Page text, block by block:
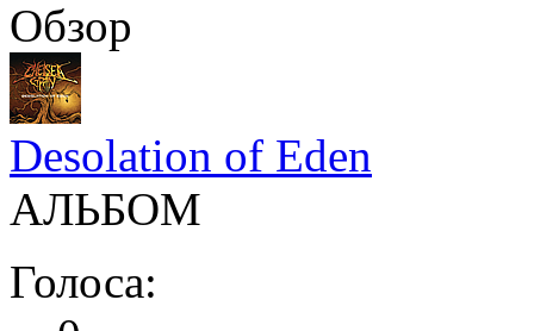
Обзор
Desolation of Eden
АЛЬБОМ
Голоса: